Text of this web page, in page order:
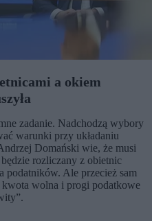
a okiem
zadanie. Nadchodzą wybory
warunki przy układaniu
Domański wie, że musi
rozliczany z obietnic
podatników. Ale przecież sam
kwota wolna i progi podatkowe